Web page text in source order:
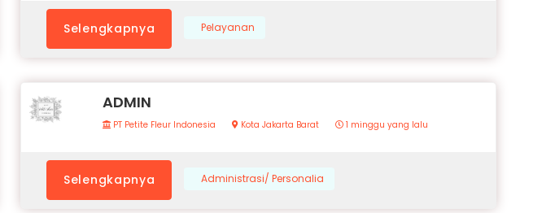
Selengkapnya Pelayanan
ADMIN
PT Petite Fleur Indonesia Kota Jakarta Barat 1 minggu yang lalu
Selengkapnya Administrasi/ Personalia